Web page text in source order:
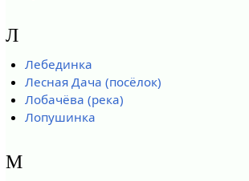
Л
Лебединка
Лесная Дача (посёлок)
Лобачёва (река)
Лопушинка
М